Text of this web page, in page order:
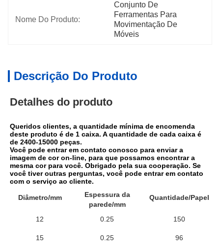
Nome Do Produto:
Conjunto De
Ferramentas Para
Movimentação De
Móveis
Descrição Do Produto
Detalhes do produto
Queridos clientes, a quantidade mínima de encomenda
deste produto é de 1 caixa. A quantidade de cada caixa é
de 2400-15000 peças.
Você pode entrar em contato conosco para enviar a
imagem de cor on-line, para que possamos encontrar a
mesma cor para você. Obrigado pela sua cooperação. Se
você tiver outras perguntas, você pode entrar em contato
com o serviço ao cliente.
Diâmetro/mm
Espessura da
parede/mm
Quantidade/Papel
12 0.25 150
15 0.25 96